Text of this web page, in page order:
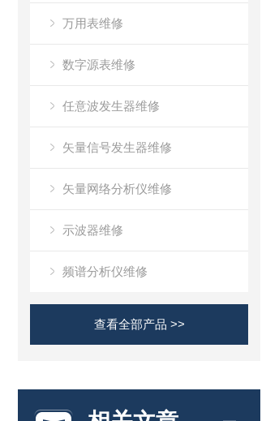
万用表维修
数字源表维修
任意波发生器维修
矢量信号发生器维修
矢量网络分析仪维修
示波器维修
频谱分析仪维修
查看全部产品 >>